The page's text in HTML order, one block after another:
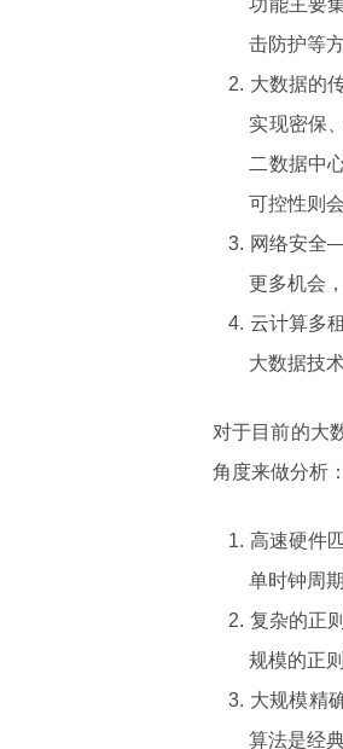
功能主要
击防护等
大数据的
实现密保
二数据中
可控性则
网络安全
更多机会
云计算多
大数据技
对于目前的大
角度来做分析：
高速硬件
单时钟周
复杂的正
规模的正
大规模精
算法是经